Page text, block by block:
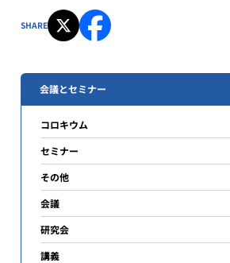
SHARE
会議とセミナー
コロキウム
セミナー
その他
会議
研究会
講義